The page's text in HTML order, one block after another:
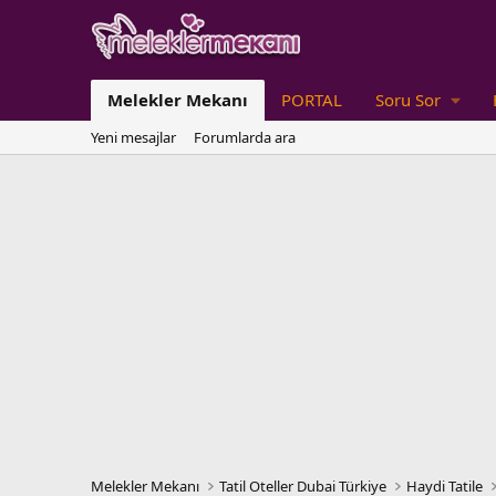
Melekler Mekanı PORTAL Soru Sor
Yeni mesajlar Forumlarda ara
Melekler Mekanı Tatil Oteller Dubai Türkiye Haydi Tatile